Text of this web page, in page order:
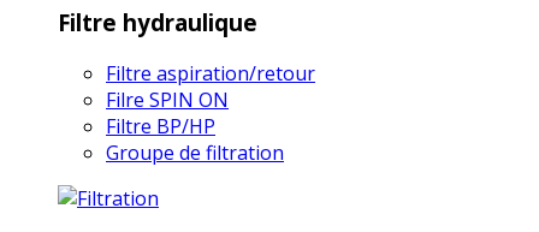
Filtre hydraulique
Filtre aspiration/retour
Filre SPIN ON
Filtre BP/HP
Groupe de filtration